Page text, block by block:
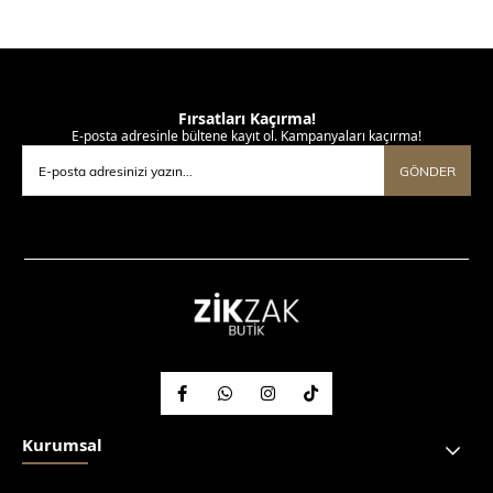
Fırsatları Kaçırma!
E-posta adresinle bültene kayıt ol. Kampanyaları kaçırma!
GÖNDER
Kurumsal